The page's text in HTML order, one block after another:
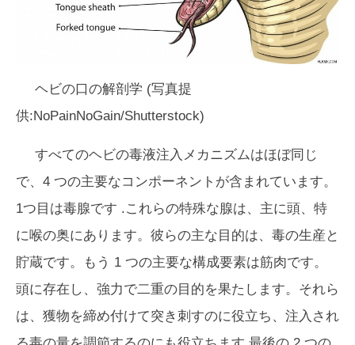
ヘビの口の解剖学 (写真提
供:NoPainNoGain/Shutterstock)
すべてのヘビの毒液注入メカニズムはほぼ同じ
で、4 つの主要なコンポーネントが含まれています。
1つ目は毒腺です .これらの特殊な腺は、主に頭、特
に喉の奥にあります。彼らの主な目的は、毒の生産と
貯蔵です。もう 1 つの主要な構成要素は筋肉です。
頭に存在し、強力で二重の目的を果たします。それら
は、獲物を締め付けて突き刺すのに役立ち、注入され